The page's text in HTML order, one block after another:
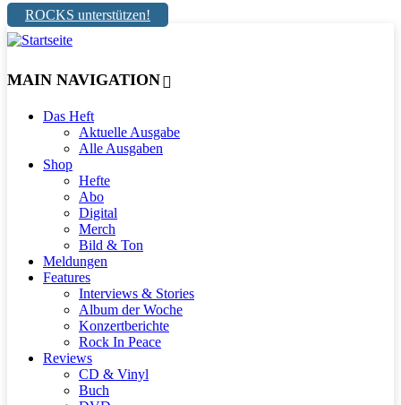
ROCKS unterstützen!
MAIN NAVIGATION
Das Heft
Aktuelle Ausgabe
Alle Ausgaben
Shop
Hefte
Abo
Digital
Merch
Bild & Ton
Meldungen
Features
Interviews & Stories
Album der Woche
Konzertberichte
Rock In Peace
Reviews
CD & Vinyl
Buch